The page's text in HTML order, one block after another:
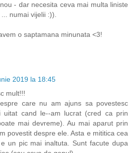
- dar necesita ceva mai multa liniste
numai vijelii :)).
o saptamana minunata <3!
2019 la 18:45
mult!!!
care nu am ajuns sa povestesc
uitat cand le--am lucrat (cred ca prin
mai devreme). Au mai aparut prin
povestit despre ele. Asta e mititica cea
un pic mai inaltuta. Sunt facute dupa